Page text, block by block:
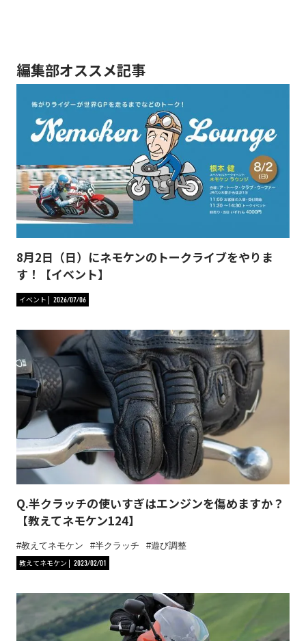
編集部オススメ記事
8月2日（日）にネモケンのトークライブをやりま
す！【イベント】
イベント 2026/07/06
Q.半クラッチの使いすぎはエンジンを傷めますか？
【教えてネモケン124】
教えてネモケン 半クラッチ
遊び調整
教えてネモケン
2023/02/01